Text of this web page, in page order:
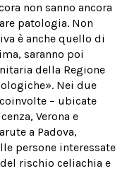
non sanno ancora
patologia. Non
è anche quello di
saranno poi
della Regione
Nei due
– ubicate
Verona e
a Padova,
persone interessate
rischio celiachia e